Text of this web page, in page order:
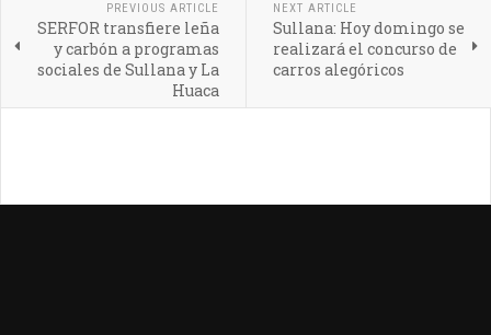
PREVIOUS ARTICLE
SERFOR transfiere leña
y carbón a programas
sociales de Sullana y La
Huaca
NEXT ARTICLE
Sullana: Hoy domingo se
realizará el concurso de
carros alegóricos